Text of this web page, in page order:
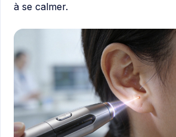
à se calmer.